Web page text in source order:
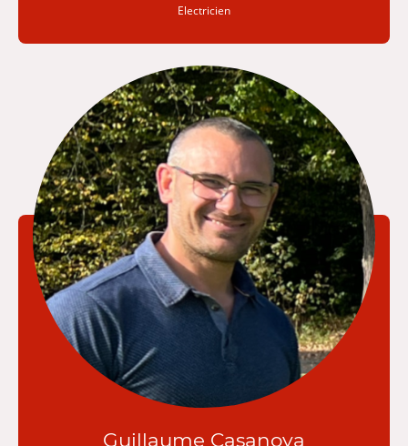
Electricien
Guillaume Casanova